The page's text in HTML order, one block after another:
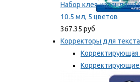
Набор клея-карандаша
10.5 мл, 5 цветов
367.35 руб
Корректоры для текста